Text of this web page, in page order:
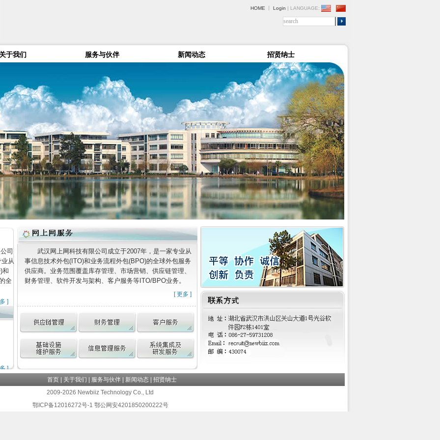
HOME Login | LANGUAGE:
于我们 服务与伙伴 新闻动态 招贤纳士
司
从
和
全
]
]
武汉网上网科技有限公司成立于2007年，是一家专业从
事信息技术外包(ITO)和业务流程外包(BPO)的全球外包服务
供应商。业务范围覆盖库存管理、市场营销、供应链管理、
财务管理、软件开发与架构、客户服务等ITO/BPO业务。
[更多 ]
首页| 关于我们 服务与伙伴 新闻动态
招贤纳士
2009-2026 Newbiiz Technology Co., Ltd
鄂ICP备12016272号-1 鄂公网安4201850200222号